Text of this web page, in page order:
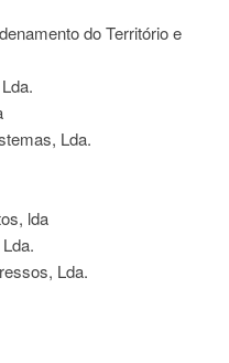
do Território e
Lda.
lda
Lda.